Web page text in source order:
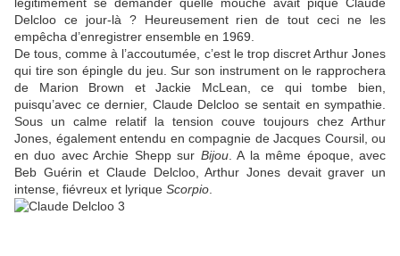
Delcloo ce jour-là ? Heureusement rien de tout ceci ne les
empêcha d’enregistrer ensemble en 1969.
De tous, comme à l’accoutumée, c’est le trop discret Arthur Jones
qui tire son épingle du jeu. Sur son instrument on le rapprochera
de Marion Brown et Jackie McLean, ce qui tombe bien,
puisqu’avec ce dernier, Claude Delcloo se sentait en sympathie.
Sous un calme relatif la tension couve toujours chez Arthur
Jones, également entendu en compagnie de Jacques Coursil, ou
en duo avec Archie Shepp sur Bijou. A la même époque, avec
Beb Guérin et Claude Delcloo, Arthur Jones devait graver un
intense, fiévreux et lyrique Scorpio